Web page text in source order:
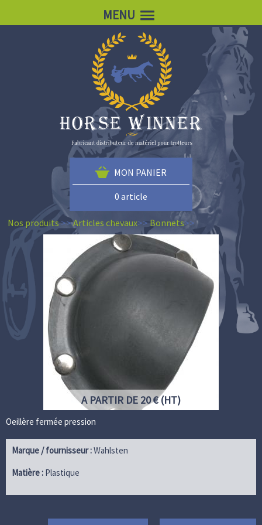
MON PANIER
0 article
MENU
Nos produits>>Articles chevaux>>Bonnets>>
A PARTIR DE 20 € (HT)
Oeillère fermée pression
Marque / fournisseur :Wahlsten
Matière : Plastique